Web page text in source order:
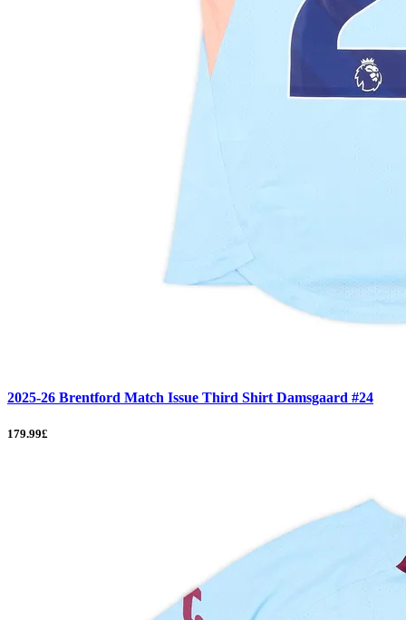
2025-26 Brentford Match Issue Third Shirt Damsgaard #24
179.99£